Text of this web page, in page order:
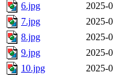
6.jpg
2025-
7.jpg
2025-
8.jpg
2025-
9.jpg
2025-
10.jpg
2025-